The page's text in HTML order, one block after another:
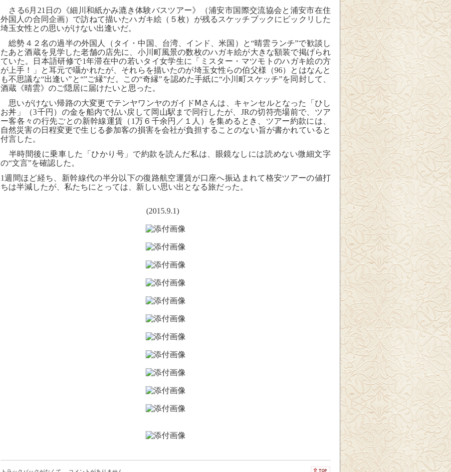
さる6月 21 日の《細川和紙かみ漉き体験バスツアー》（浦安市国際交流協会と浦安市在住
外国人の合同企画）で訪ねて描いたハガキ絵（５枚）が残るスケッチブックにビックリした
埼玉女性との思いがけない出逢いだ。
総勢４２名の過半の外国人（タイ・中国、台湾、インド、米国）と“晴雲ランチ”で歓談し
たあと酒蔵を見学した老舗の店先に、小川町風景の数枚のハガキ絵が大きな額装で掲げられ
ていた。日本語研修で1年滞在中の若いタイ女学生に「ミスター・マツモトのハガキ絵の方
が上手！」と耳元で囁かれたが、それらを描いたのが埼玉女性らの伯父様（96）とはなんと
も不思議な“出逢い”と“”ご縁”だ。この“奇縁”を認めた手紙に“小川町スケッチ”を同封して、
酒蔵《晴雲》のご隠居に届けたいと思った。
思いがけない帰路の大変更でテンヤワンヤのガイド Ⅿさんは、 キャンセルとなった「ひし
お丼」（3千円）の金を船内で払い戻して岡山駅まで同行したが、 JRの切符売場前で、ツア
ー客各々の行先ごとの新幹線運賃（ 1万６千余円／１人）を集めるとき、ツアー約款に は、
自然災害の日程変更で生じる参加客の損害を会社が負担することのない旨が書かれていると
付言した。
半時間後に乗車した「ひかり号」で約款を読んだ私は、眼鏡なしには読めない微細文字
の“文言”を確認した。
1週間ほど経ち、新幹線代の半分以下の復路航空運賃が口座へ振込まれて格安ツアーの値打
ちは半減したが、私たちにとっては、新しい思い出となる旅だった。
(2015.9.1)